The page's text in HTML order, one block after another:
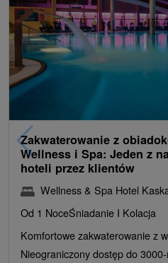
Zakwaterowanie z
Wellness i Spa: Jeden z
hoteli przez klientów
Wellness & Spa Hotel
Od 1 NoceŚniadanie I Kolacja
Komfortowe zakwaterowanie z
Nieograniczony dostęp do